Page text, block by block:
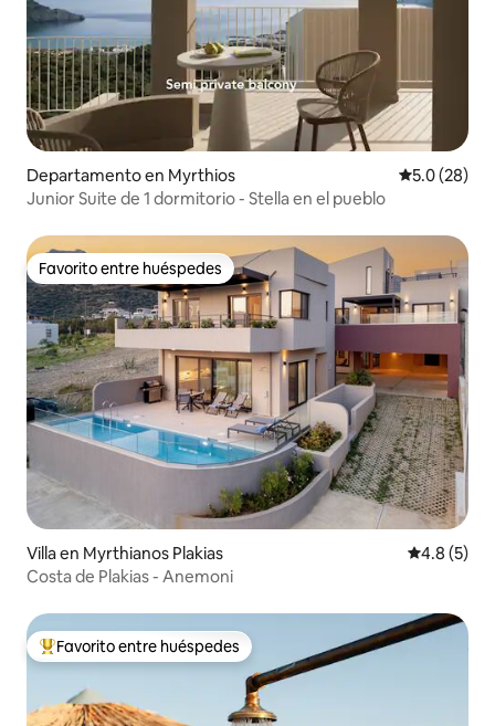
Departamento en Myrthios Calificación
5.0 (28)
Junior Suite de 1 dormitorio - Stella en el pueblo
Favorito entre huéspedes
Favorito entre huéspedes
Villa en Myrthianos Plakias
4.8 (5)
Costa de Plakias - Anemoni
De los mejores en Favorito entre huéspedes
Favorito entre huéspedes